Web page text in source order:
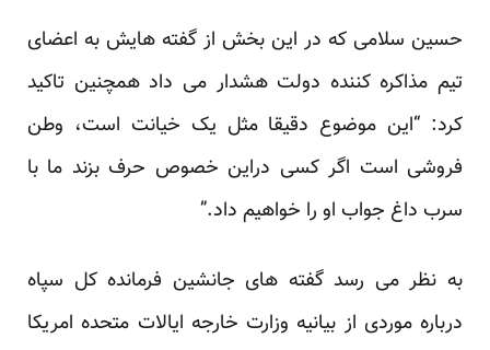
حسین سلامی که در این بخش از گفته هایش به اعضای
تیم مذاکره کننده دولت هشدار می داد همچنین تاکید
کرد: “این موضوع دقیقا مثل یک خیانت است، وطن
فروشی است اگر کسی دراین خصوص حرف بزند ما با
سرب داغ جواب او را خواهیم داد.”
به نظر می رسد گفته های جانشین فرمانده کل سپاه
درباره موردی از بیانیه وزارت خارجه ایالات متحده امریکا